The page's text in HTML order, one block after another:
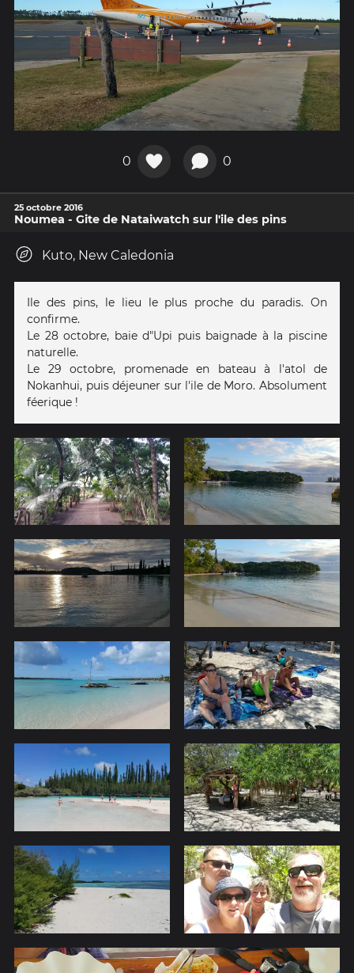
0 0
25 octobre 2016
Noumea - Gite de Nataiwatch sur l'ile des pins
Kuto, New Caledonia
Ile des pins, le lieu le plus proche du paradis. On
confirme.
Le 28 octobre, baie d"Upi puis baignade à la piscine
naturelle.
Le 29 octobre, promenade en bateau à l'atol de
Nokanhui, puis déjeuner sur l'ile de Moro. Absolument
féerique !